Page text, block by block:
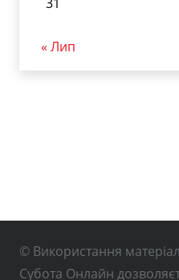
« Лип
© Використання
Субота Онлайн